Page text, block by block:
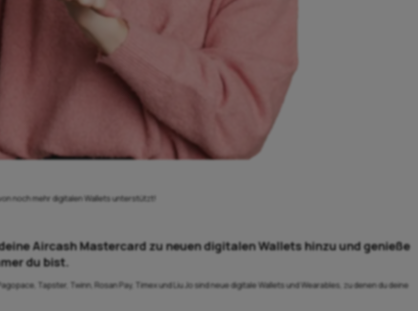
noch mehr digitalen Wallets unterstützt!
Aircash Mastercard zu neuen digitalen Wallets hinzu und genieße
du bist.
Tapster, Twinn, Rosan Pay, Timex und Liu Jo sind neue digitale Wallets und Wearables, zu denen du deine